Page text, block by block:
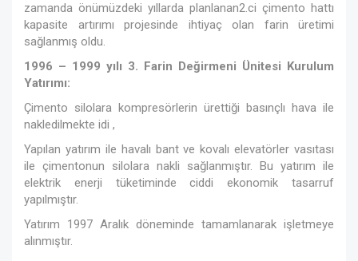
zamanda önümüzdeki yıllarda planlanan2.ci çimento hattı
kapasite artırımı projesinde ihtiyaç olan farin üretimi
sağlanmış oldu.
1996 – 1999 yılı 3. Farin Değirmeni Ünitesi Kurulum
Yatırımı:
Çimento silolara kompresörlerin ürettiği basınçlı hava ile
nakledilmekte idi ,
Yapılan yatırım ile havalı bant ve kovalı elevatörler vasıtası
ile çimentonun silolara nakli sağlanmıştır. Bu yatırım ile
elektrik enerji tüketiminde ciddi ekonomik tasarruf
yapılmıştır.
Yatırım 1997 Aralık döneminde tamamlanarak işletmeye
alınmıştır.